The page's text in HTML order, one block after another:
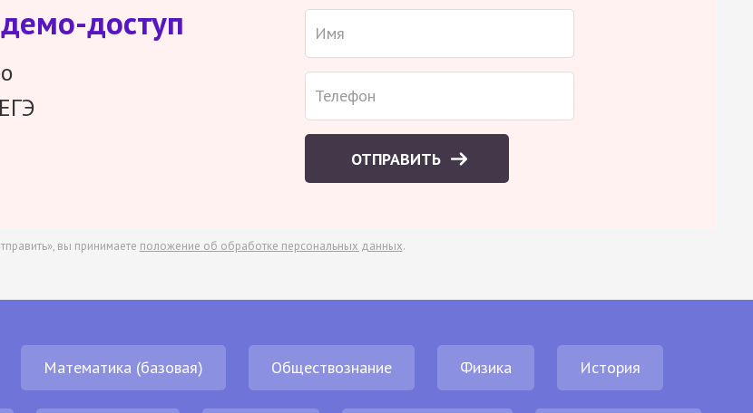
доступ
ОТПРАВИТЬ
вы принимаете положение об обработке персональных данных.
Математика (базовая) Обществознание Физика История